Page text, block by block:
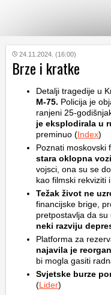
KATEGORIJE
HRVATSKI
WEB
24.11.2024. (16:00)
Brze i kratke
Detalji tragedije u
M-75. Policija je
ranjeni 25-
je eksplodirala u
preminuo (Index)
Poznati moskovski
stara oklopna
vojsci, ona su se
kao filmski rekviziti
Težak život ne
financijske brige,
pretpostavlja da su
neki razviju
Platforma za
najavila je
bi mogla gasiti
Svjetske burze
(Lider)